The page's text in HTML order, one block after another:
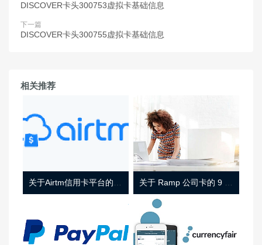
DISCOVER卡头300753虚拟卡基础信息
下一篇
DISCOVER卡头300755虚拟卡基础信息
相关推荐